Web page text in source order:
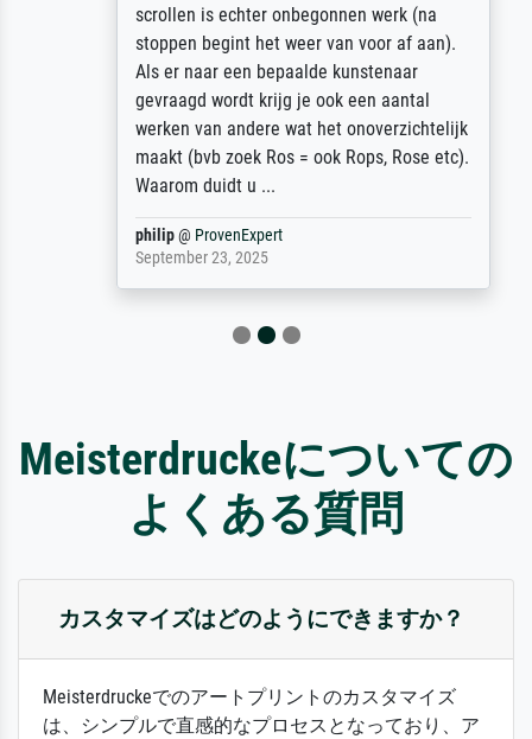
scrollen is echter onbegonnen werk (na
stoppen begint het weer van voor af aan).
Als er naar een bepaalde kunstenaar
gevraagd wordt krijg je ook een aantal
werken van andere wat het onoverzichtelijk
maakt (bvb zoek Ros = ook Rops, Rose etc).
Waarom duidt u ...
philip@ ProvenExpert
September 23, 2025
Meisterdruckeについての
よくある質問
カスタマイズはどのようにできますか？
Meisterdruckeでのアートプリントのカスタマイズ
は、シンプルで直感的なプロセスとなっており、ア